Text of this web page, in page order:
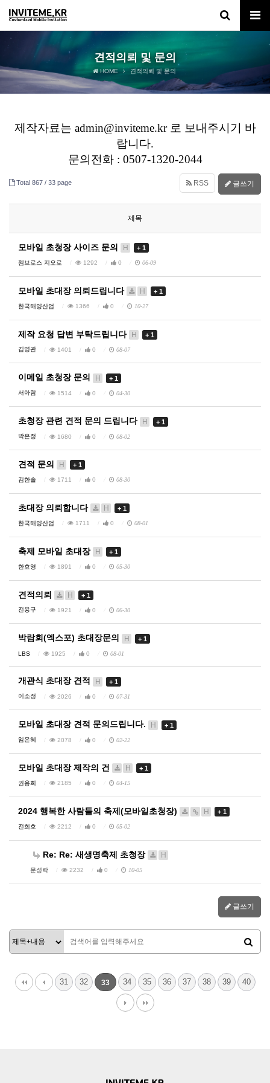
견적의뢰 및 문의
HOME 견적의뢰 및 문의
제작자료는 admin@inviteme.kr 로 보내주시기 바
랍니다.
문의전화 : 0507-1320-2044
Total 867 / 33 page RSS 글쓰기
제목
모바일 초청장 사이즈 문의 H + 1
젬브로스 지오로 1292 0 06-09
모바일 초대장 의뢰드립니다 H + 1
한국해양산업 1366 0 10-27
제작 요청 답변 부탁드립니다 H + 1
김영관 1401 0 08-07
이메일 초청장 문의 H + 1
서아람 1514 0 04-30
초청장 관련 견적 문의 드립니다 H + 1
박은정 1680 0 08-02
견적 문의 H + 1
김한솔 1711 0 08-30
초대장 의뢰합니다 H + 1
한국해양산업 1711 0 08-01
축제 모바일 초대장 H + 1
한효영 1891 0 05-30
견적의뢰 H + 1
전용구 1921 0 06-30
박람회(엑스포) 초대장문의 H + 1
LBS 1925 0 08-01
개관식 초대장 견적 H + 1
이소정 2026 0 07-31
모바일 초대장 견적 문의드립니다. H + 1
임은혜 2078 0 02-22
모바일 초대장 제작의 건 H + 1
권용희 2185 0 04-15
2024 행복한 사람들의 축제(모바일초청장) H + 1
전희호 2212 0 05-02
Re: Re: 새생명축제 초청장 H
문성락 2232 0 10-05
글쓰기
31 32 33 34 35 36 37 38 39 40